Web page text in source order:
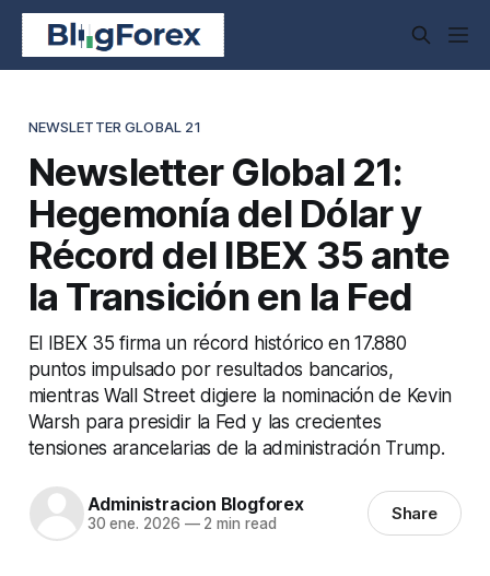
NEWSLETTER GLOBAL 21
Newsletter Global 21:
Hegemonía del Dólar y
Récord del IBEX 35 ante
la Transición en la Fed
El IBEX 35 firma un récord histórico en 17.880
puntos impulsado por resultados bancarios,
mientras Wall Street digiere la nominación de Kevin
Warsh para presidir la Fed y las crecientes
tensiones arancelarias de la administración Trump.
Administracion Blogforex
30 ene. 2026 —2 min read Share